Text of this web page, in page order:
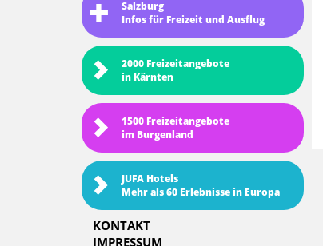
Salzburg
Infos für Freizeit und Ausflug
2000 Freizeitangebote
in Kärnten
1500 Freizeitangebote
im Burgenland
JUFA Hotels
Mehr als 60 Erlebnisse in Europa
KONTAKT
IMPRESSUM